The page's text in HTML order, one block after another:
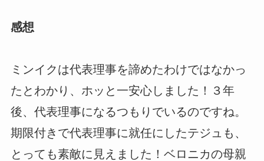
感想
ミンイクは代表理事を諦めたわけではなかっ
たとわかり、ホッと一安心しました！３年
後、代表理事になるつもりでいるのですね。
期限付きで代表理事に就任にしたテジュも、
とっても素敵に見えました！ベロニカの母親